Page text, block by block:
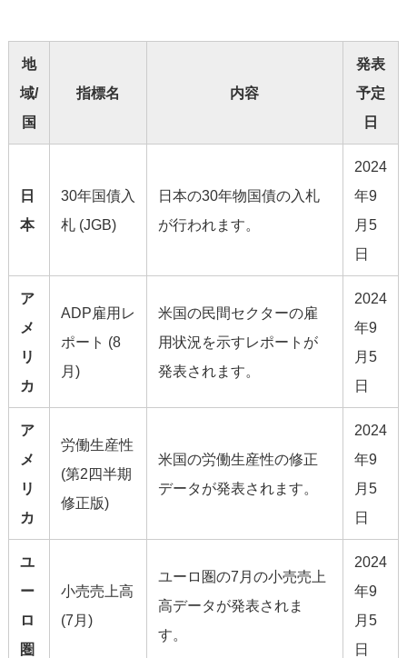
地
域/
国
指標名 内容
発表
予定
日
日
本
30年国債入
札 (JGB)
日本の30年物国債の入札
が行われます。
2024
年9
月5
日
ア
メ
リ
カ
ADP雇用レ
ポート (8
月)
米国の民間セクターの雇
用状況を示すレポートが
発表されます。
2024
年9
月5
日
ア
メ
リ
カ
労働生産性
(第2四半期
修正版)
米国の労働生産性の修正
データが発表されます。
2024
年9
月5
日
ユ
ー
ロ
圏
小売売上高
(7月)
ユーロ圏の7月の小売売上
高データが発表されま
す。
2024
年9
月5
日